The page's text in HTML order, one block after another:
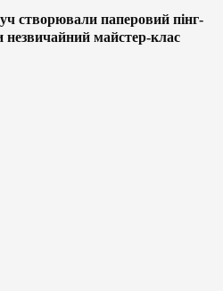
створювали паперовий пінг-
незвичайний майстер-клас